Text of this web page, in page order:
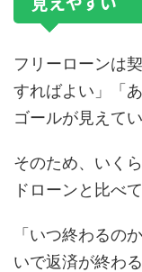
フリーローンは
すればよい」「
ゴールが見えて
そのため、いく
ドローンと比べ
「いつ終わるの
いで返済が終わ